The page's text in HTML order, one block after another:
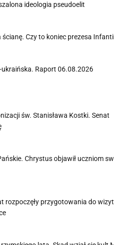
ideologia pseudoelit
ścianę. Czy to koniec prezesa
ukraińska. Raport 06.08.2026
św. Stanisława Kostki. Senat
Chrystus objawił uczniom
rozpoczęły przygotowania do